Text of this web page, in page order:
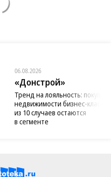
06.08.2026
«Донстрой»
Тренд на лояльность:
недвижимости бизнес-класса
из 10 случаев остаются
в сегменте